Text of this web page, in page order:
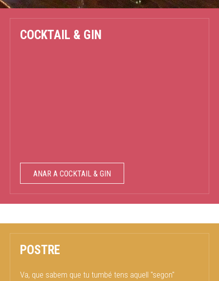
COCKTAIL & GIN
ANAR A COCKTAIL & GIN
POSTRE
Va, que sabem que tu tumbé tens aquell "segon"